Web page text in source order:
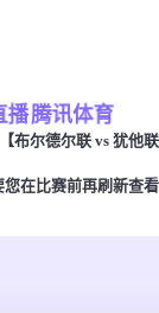
播 腾讯体育
布尔德尔联 vs 犹
在比赛前再刷新查